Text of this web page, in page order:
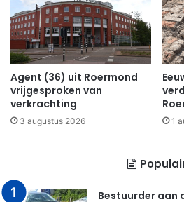
Agent (36) uit Roermond
vrijgesproken van
verkrachting
3 augustus 2026 1
Bestuurder aan